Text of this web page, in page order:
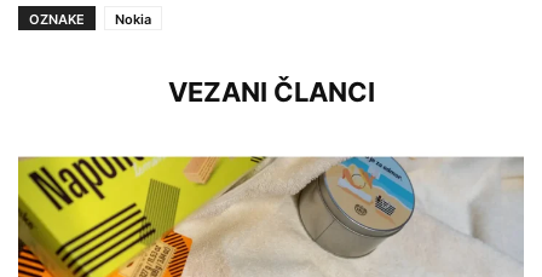
OZNAKE Nokia
VEZANI ČLANCI